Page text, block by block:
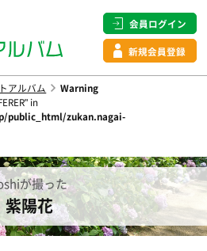
会員ログイン
新規会員登録
アルバム
Warning
in
public_html/zukan.nagai-
が撮った
紫陽花